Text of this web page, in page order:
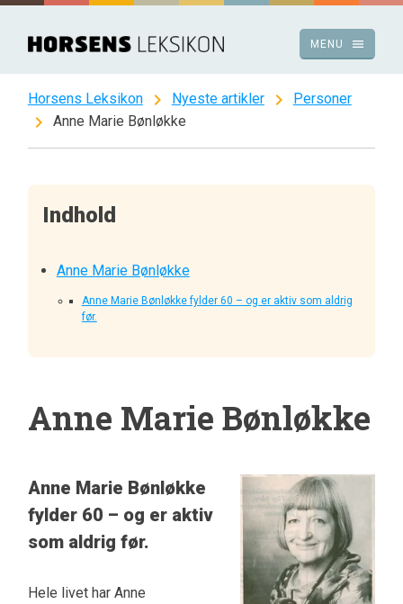
Spring
indhold
menu
MENU
Horsens Leksikon chevron_right Nyeste artikler chevron_right Personer
chevron_right Anne Marie Bønløkke
Indhold
Anne Marie Bønløkke
Anne Marie Bønløkke fylder 60 – og er aktiv som aldrig
før.
Anne Marie Bønløkke
Anne Marie Bønløkke
fylder 60 – og er aktiv
som aldrig før.
Hele livet har Anne